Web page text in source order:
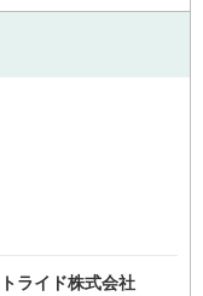
ライド株式会社